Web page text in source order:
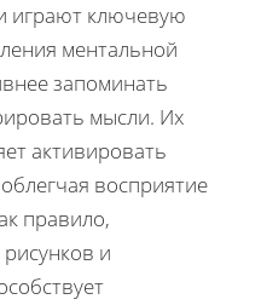
играют ключевую
ментальной
запоминать
мысли. Их
активировать
восприятие
правило,
и